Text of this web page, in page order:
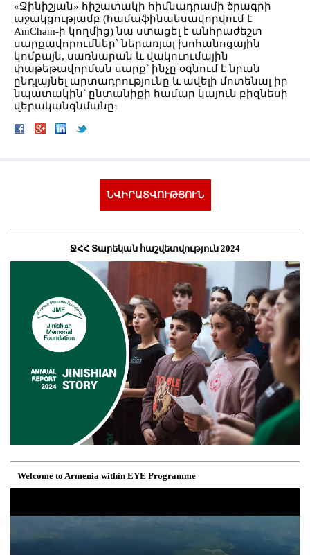
«Ջինիշյան» հիշատակի հիմնադրամի ծրագրի
աջակցությամբ (համաֆինանսավորվում է
AmCham-ի կողմից) նա ստացել է անհրաժեշտ
սարքավորումներ՝ ներառյալ խոհանոցային
կոմբայն, սառնարան և վակուումային
փաթեթավորման սարք՝ ինչը օգնում է նրան
ընդլայնել արտադրությունը և ավելի մոտենալ իր
նպատակին՝ ընտանիքի համար կայուն բիզնեսի
վերականգնմանը։
ՆՎԻՐԱՏՎՈՒԹՅՈՒՆ
ՋՀՀ Տարեկան հաշվետվություն 2024
Welcome to Armenia within EYE Programme